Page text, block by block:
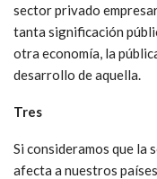
sector privado
tanta significación
otra economía, la
desarrollo de aquella.
Tres
Si consideramos que la
afecta a nuestros